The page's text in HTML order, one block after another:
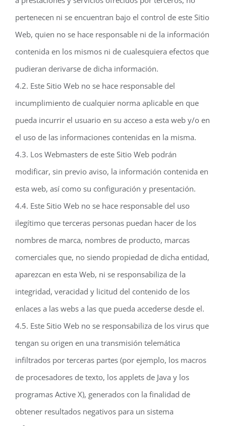
pertenecen ni se encuentran bajo el control de este Sitio
Web, quien no se hace responsable ni de la información
contenida en los mismos ni de cualesquiera efectos que
pudieran derivarse de dicha información.
4.2. Este Sitio Web no se hace responsable del
incumplimiento de cualquier norma aplicable en que
pueda incurrir el usuario en su acceso a esta web y/o en
el uso de las informaciones contenidas en la misma.
4.3. Los Webmasters de este Sitio Web podrán
modificar, sin previo aviso, la información contenida en
esta web, así como su configuración y presentación.
4.4. Este Sitio Web no se hace responsable del uso
ilegítimo que terceras personas puedan hacer de los
nombres de marca, nombres de producto, marcas
comerciales que, no siendo propiedad de dicha entidad,
aparezcan en esta Web, ni se responsabiliza de la
integridad, veracidad y licitud del contenido de los
enlaces a las webs a las que pueda accederse desde el.
4.5. Este Sitio Web no se responsabiliza de los virus que
tengan su origen en una transmisión telemática
infiltrados por terceras partes (por ejemplo, los macros
de procesadores de texto, los applets de Java y los
programas Active X), generados con la finalidad de
obtener resultados negativos para un sistema